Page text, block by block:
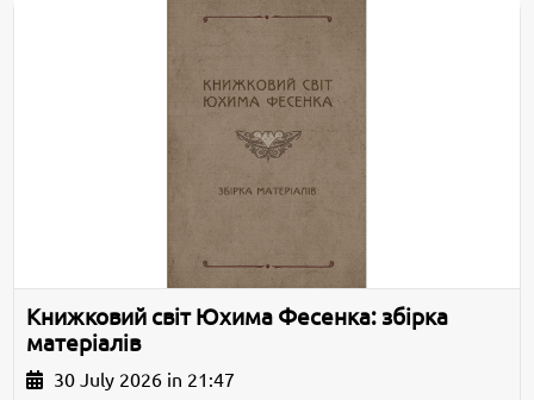
Книжковий світ Юхима Фесенка: збірка
матеріалів
30 July 2026 in 21:47